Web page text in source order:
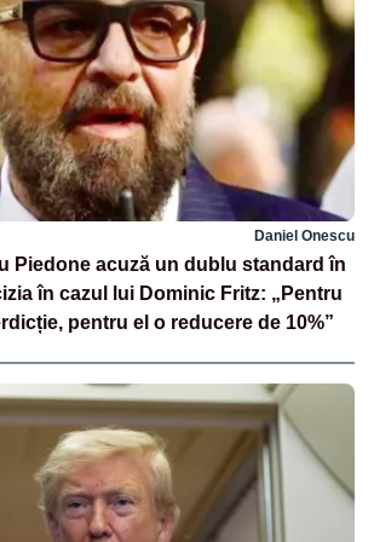
Daniel Onescu
Piedone acuză un dublu standard în
în cazul lui Dominic Fritz: „Pentru
pentru el o reducere de 10%”